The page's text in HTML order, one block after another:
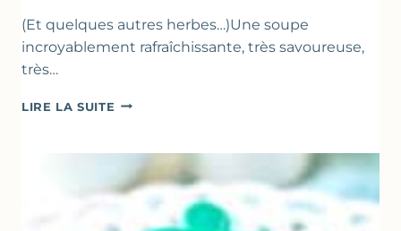
(Et quelques autres herbes…)Une soupe
incroyablement rafraîchissante, très savoureuse,
très…
LIRE LA SUITE SOUPE
COURGETTES
AU
CITRON
BASILIC